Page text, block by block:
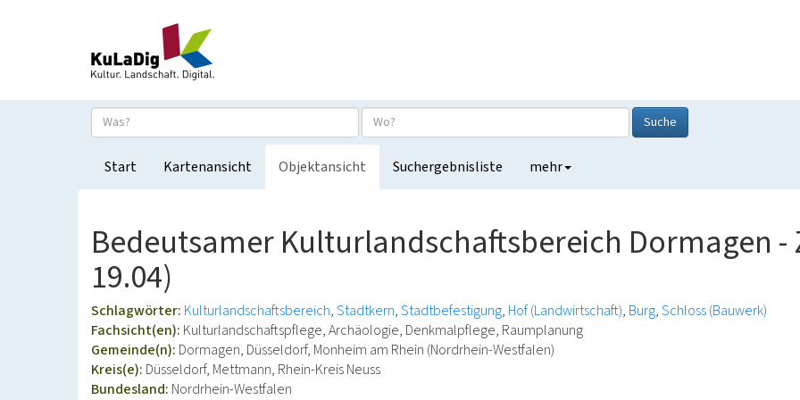
Suche
Start Kartenansicht Objektansicht Suchergebnisliste mehr
Bedeutsamer Kulturlandschaftsbereich Dormagen -
19.04)
Schlagwörter: Kulturlandschaftsbereich Stadtkern Stadtbefestigung Hof (Landwirtschaft) Burg Schloss (Bauwerk)
Fachsicht(en): Kulturlandschaftspflege, Archäologie, Denkmalpflege, Raumplanung
Gemeinde(n): Dormagen, Düsseldorf, Monheim am Rhein (Nordrhein-Westfalen)
Kreis(e): Düsseldorf, Mettmann, Rhein-Kreis Neuss
Bundesland: Nordrhein-Westfalen